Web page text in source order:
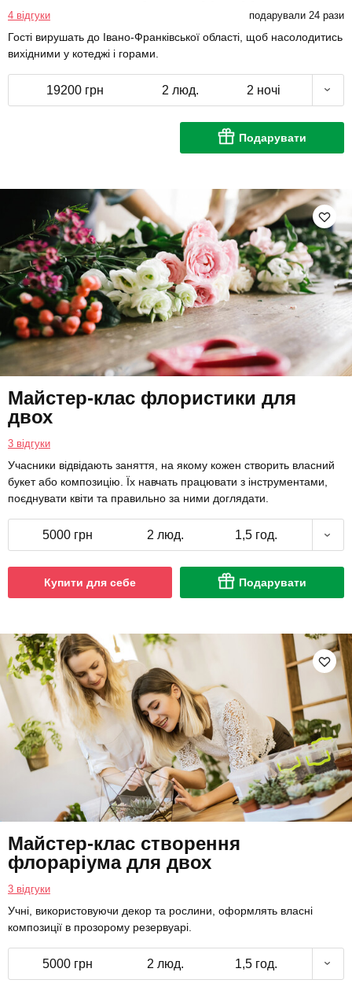
4 відгуки подарували 24 рази
Гості вирушать до Івано-Франківської області, щоб насолодитись
вихідними у котеджі і горами.
19200 грн 2 люд. 2 ночі
Подарувати
Майстер-клас флористики для
двох
3 відгуки
Учасники відвідають заняття, на якому кожен створить власний
букет або композицію. Їх навчать працювати з інструментами,
поєднувати квіти та правильно за ними доглядати.
5000 грн 2 люд. 1,5 год.
Купити для себе Подарувати
Майстер-клас створення
флораріума для двох
3 відгуки
Учні, використовуючи декор та рослини, оформлять власні
композиції в прозорому резервуарі.
5000 грн 2 люд. 1,5 год.